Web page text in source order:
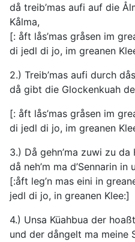
då treib’mas aufi auf die
Kålma,
[: åft lås’mas gråsen im
di jedl di jo, im greanen
2.) Treib’mas aufi durch
då gibt die Glockenkuah
[: åft lås’mas gråsen im
di jedl di jo, im greanen
3.) Då gehn’ma zuwi zu da
då neh’m ma d’Sennarin in
[:åft leg’n mas eini in
jedl di jo, in greanen Klee:]
4.) Unsa Küahbua der
und der dångelt ma meine